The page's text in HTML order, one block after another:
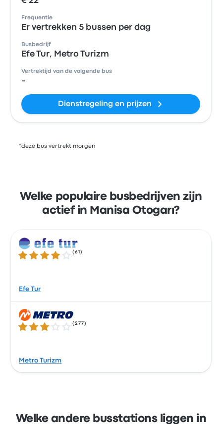
Frequentie
Er vertrekken 5 bussen per dag
Busbedrijf
Efe Tur, Metro Turizm
Vertrektijd van de volgende bus
-
Dienstregeling en prijzen
*deze bus vertrekt morgen
Welke populaire busbedrijven zijn
actief in Manisa Otogarı?
3.9 van de 5 sterren
(61 )
Efe Tur
2.8 van de 5 sterren
(277 )
Metro Turizm
Welke andere busstations liggen in